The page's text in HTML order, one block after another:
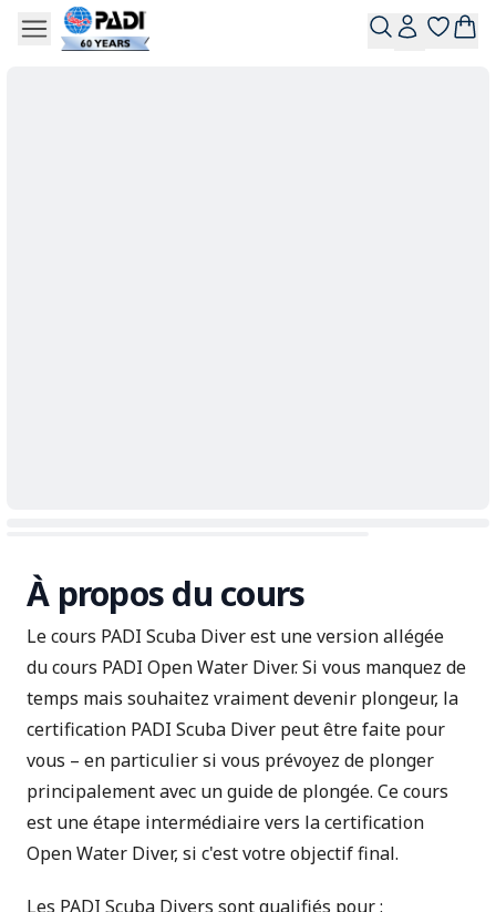
À propos du cours
Le cours PADI Scuba Diver est une version allégée
ducours PADI Open Water Diver. Si vous manquez de
temps mais souhaitez vraiment devenir plongeur, la
certification PADI Scuba Diver peut être faite pour
vous – en particulier si vous prévoyez de plonger
principalement avec un guide de plongée. Ce cours
est une étape intermédiaire vers la certification
Open Water Diver, si c'est votre objectif final.
Les PADI Scuba Divers sont qualifiés pour :